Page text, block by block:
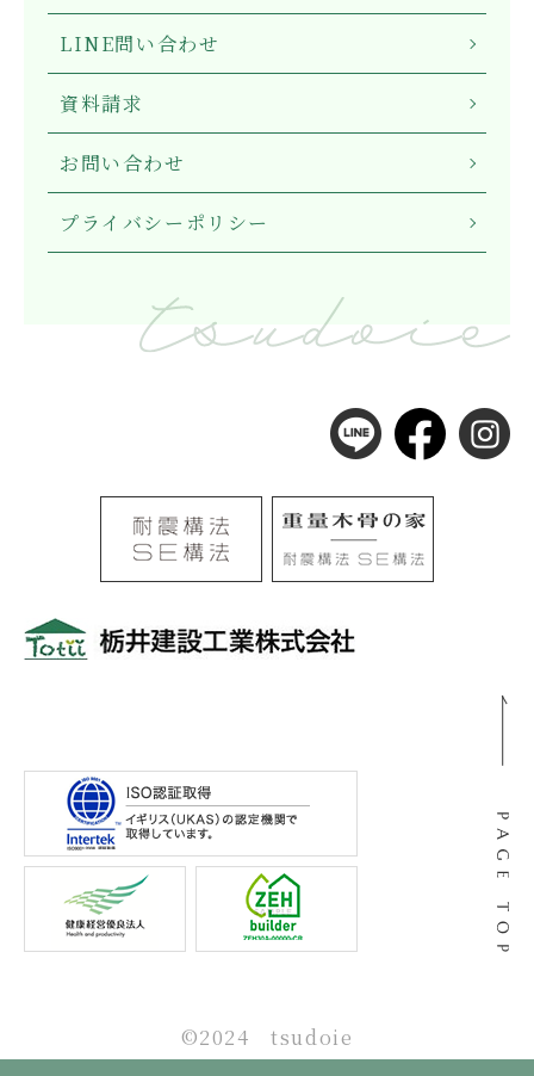
LINE問い合わせ
資料請求
お問い合わせ
プライバシーポリシー
©2024 tsudoie